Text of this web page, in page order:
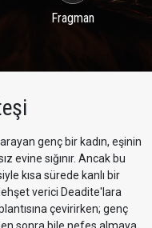
Fragman
genç bir kadın, eşinin
evine sığınır. Ancak bu
kısa sürede kanlı bir
verici Deadite'lara
çevirirken; genç